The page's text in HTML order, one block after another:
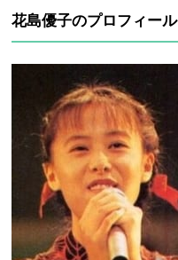
花島優子のプロフィール